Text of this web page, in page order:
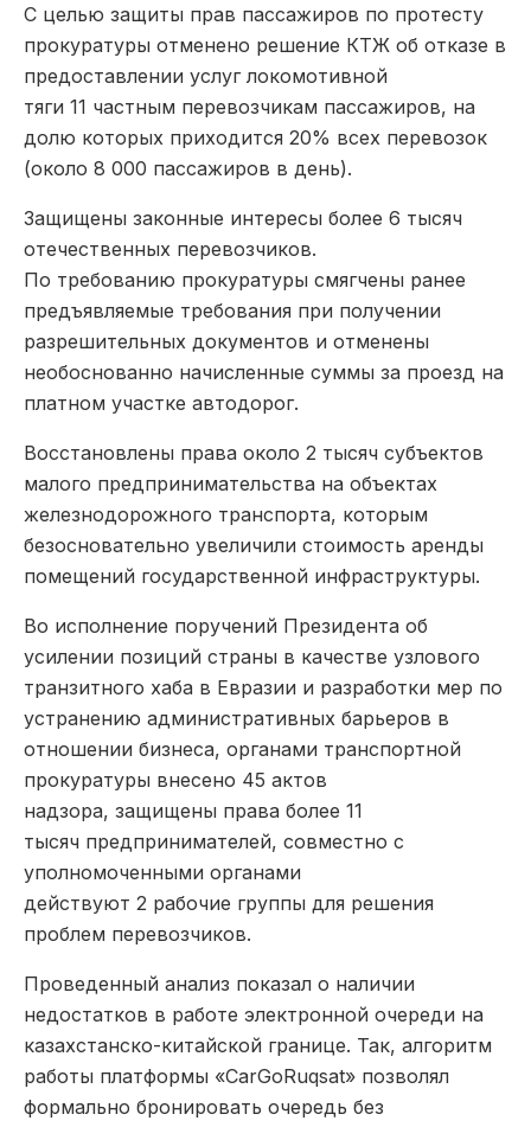
С целью защиты прав пассажиров по протесту
прокуратуры отменено решение КТЖ об отказе в
предоставлении услуг локомотивной
тяги 11 частным перевозчикам пассажиров, на
долю которых приходится 20% всех перевозок
(около 8 000 пассажиров в день).
Защищены законные интересы более 6 тысяч
отечественных перевозчиков.
По требованию прокуратуры смягчены ранее
предъявляемые требования при получении
разрешительных документов и отменены
необоснованно начисленные суммы за проезд на
платном участке автодорог.
Восстановлены права около 2 тысяч субъектов
малого предпринимательства на объектах
железнодорожного транспорта, которым
безосновательно увеличили стоимость аренды
помещений государственной инфраструктуры.
Во исполнение поручений Президента об
усилении позиций страны в качестве узлового
транзитного хаба в Евразии и разработки мер по
устранению административных барьеров в
отношении бизнеса, органами транспортной
прокуратуры внесено 45 актов
надзора, защищены права более 11
тысяч предпринимателей, совместно с
уполномоченными органами
действуют 2 рабочие группы для решения
проблем перевозчиков.
Проведенный анализ показал о наличии
недостатков в работе электронной очереди на
казахстанско-китайской границе. Так, алгоритм
работы платформы «CarGoRuqsat» позволял
формально бронировать очередь без